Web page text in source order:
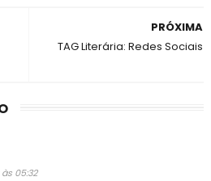
PRÓXIMA
TAG Literária: Redes Sociais
05:32